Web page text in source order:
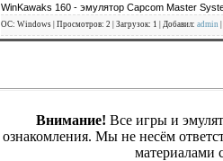
WinKawaks 160 - эмулятор Capcom Master
ОС: Windows | Просмотров: 2 | Загрузок: 1 | Добавил: admin
Внимание! Все игры и
ознакомления. Мы не несём
материалами